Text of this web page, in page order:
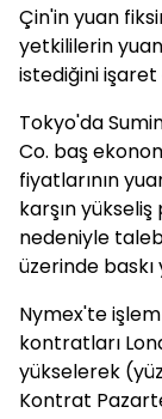
Çin'in yuan
yetkililerin
istediğini işaret
Tokyo'da
Co. baş
fiyatlarının
karşın yükseliş
nedeniyle
üzerinde baskı
Nymex'te
kontratları
yükselerek
Kontrat